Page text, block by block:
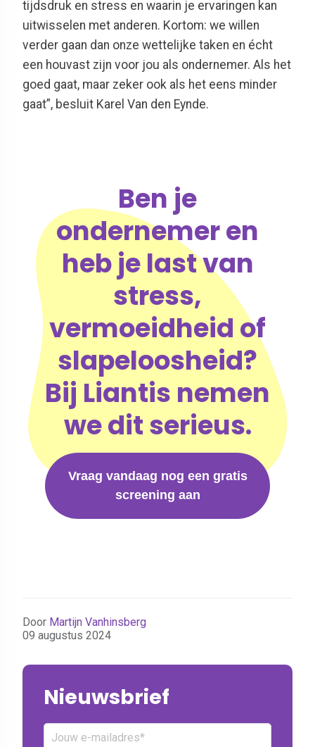
tijdsdruk en stress en waarin je ervaringen kan
uitwisselen met anderen. Kortom: we willen
verder gaan dan onze wettelijke taken en écht
een houvast zijn voor jou als ondernemer. Als het
goed gaat, maar zeker ook als het eens minder
gaat”, besluit Karel Van den Eynde.
Ben je
ondernemer en
heb je last van
stress,
vermoeidheid of
slapeloosheid?
Bij Liantis nemen
we dit serieus.
Vraag vandaag nog een gratis
screening aan
Door Martijn Vanhinsberg
09 augustus 2024
Nieuwsbrief